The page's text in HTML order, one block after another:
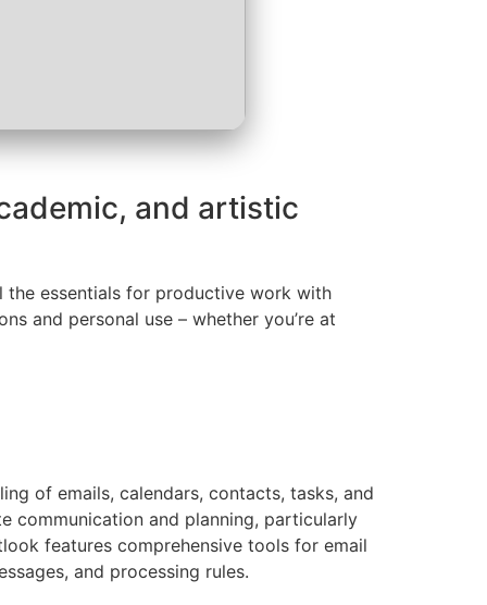
and artistic
essentials for productive work with
and personal use – whether you’re at
of emails, calendars, contacts, tasks, and
communication and planning, particularly
features comprehensive tools for email
and processing rules.